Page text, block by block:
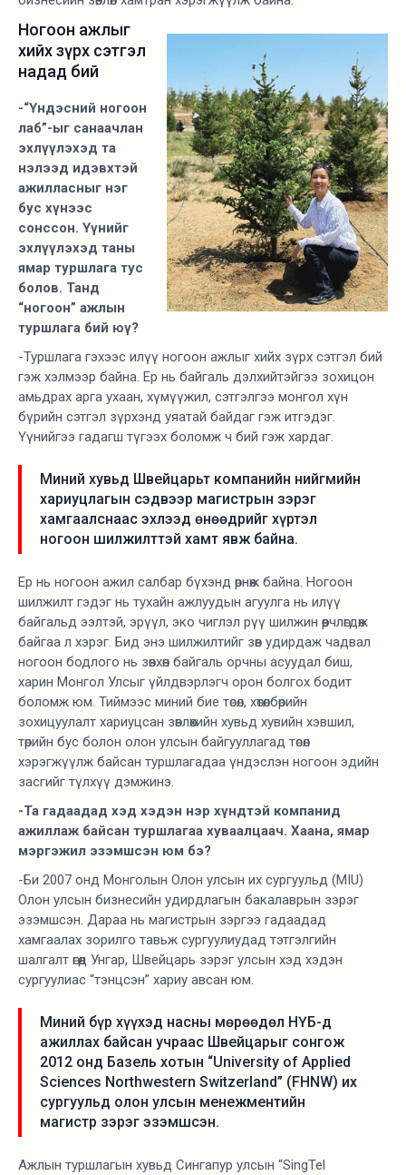
Ногоон ажлыг
хийх зүрх сэтгэл
надад бий
-“Үндэсний ногоон
лаб”-ыг санаачлан
эхлүүлэхэд та
нэлээд идэвхтэй
ажилласныг нэг
бус хүнээс
сонссон. Үүнийг
эхлүүлэхэд таны
ямар туршлага тус
болов. Танд
“ногоон” ажлын
туршлага бий юү?
-Туршлага гэхээс илүү ногоон ажлыг хийх зүрх сэтгэл бий
гэж хэлмээр байна. Ер нь байгаль дэлхийтэйгээ зохицон
амьдрах арга ухаан, хүмүүжил, сэтгэлгээ монгол хүн
бүрийн сэтгэл зүрхэнд уяатай байдаг гэж итгэдэг.
Үүнийгээ гадагш түгээх боломж ч бий гэж хардаг.
Миний хувьд Швейцарьт компанийн нийгмийн
хариуцлагын сэдвээр магистрын зэрэг
хамгаалснаас эхлээд өнөөдрийг хүртэл
ногоон шилжилттэй хамт явж байна.
Ер нь ногоон ажил салбар бүхэнд өрнөж байна. Ногоон
шилжилт гэдэг нь тухайн ажлуудын агуулга нь илүү
байгальд ээлтэй, эрүүл, эко чиглэл рүү шилжин өөрчлөгдөж
байгаа л хэрэг. Бид энэ шилжилтийг зөв удирдаж чадвал
ногоон бодлого нь зөвхөн байгаль орчны асуудал биш,
харин Монгол Улсыг үйлдвэрлэгч орон болгох бодит
боломж юм. Тиймээс миний бие төсөл, хөтөлбөрийн
зохицуулалт хариуцсан зөвлөхийн хувьд хувийн хэвшил,
төрийн бус болон олон улсын байгууллагад төсөл
хэрэгжүүлж байсан туршлагадаа үндэслэн ногоон эдийн
засгийг түлхүү дэмжинэ.
-Та гадаадад хэд хэдэн нэр хүндтэй компанид
ажиллаж байсан туршлагаа хуваалцаач. Хаана, ямар
мэргэжил эзэмшсэн юм бэ?
-Би 2007 онд Монголын Олон улсын их сургуульд (MIU)
Олон улсын бизнесийн удирдлагын бакалаврын зэрэг
эзэмшсэн. Дараа нь магистрын зэргээ гадаадад
хамгаалах зорилго тавьж сургуулиудад тэтгэлгийн
шалгалт өгөөд Унгар, Швейцарь зэрэг улсын хэд хэдэн
сургуулиас “тэнцсэн” хариу авсан юм.
Миний бүр хүүхэд насны мөрөөдөл НҮБ-д
ажиллах байсан учраас Швейцарыг сонгож
2012 онд Базель хотын “University of Applied
Sciences Northwestern Switzerland” (FHNW) их
сургуульд олон улсын менежментийн
магистр зэрэг эзэмшсэн.
Ажлын туршлагын хувьд Сингапур улсын “SingTel